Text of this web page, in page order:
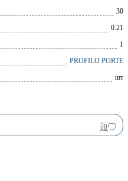
30
0.21
1
PROFILO PORTE
шт